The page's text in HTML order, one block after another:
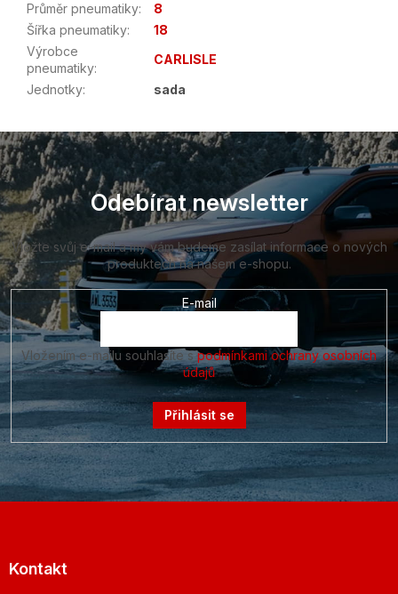
Průměr pneumatiky:
8
Šířka pneumatiky:
18
Výrobce
pneumatiky:
CARLISLE
Jednotky: sada
Z
á
p
a
t
í
Odebírat newsletter
Vložte svůj e-mail a my vám budeme zasílat informace o nových
produktech na našem e-shopu.
E-mail
Vložením e-mailu souhlasíte spodmínkami ochrany osobních
údajů
Přihlásit se
Kontakt